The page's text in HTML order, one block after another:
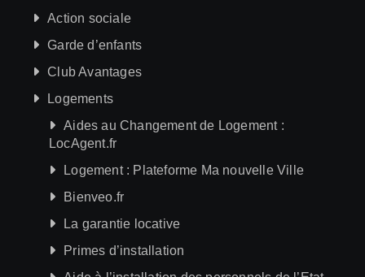
Action sociale
Garde d’enfants
Club Avantages
Logements
Aides au Changement de Logement :
LocAgent.fr
Logement : Plateforme Ma nouvelle Ville
Bienveo.fr
La garantie locative
Primes d’installation